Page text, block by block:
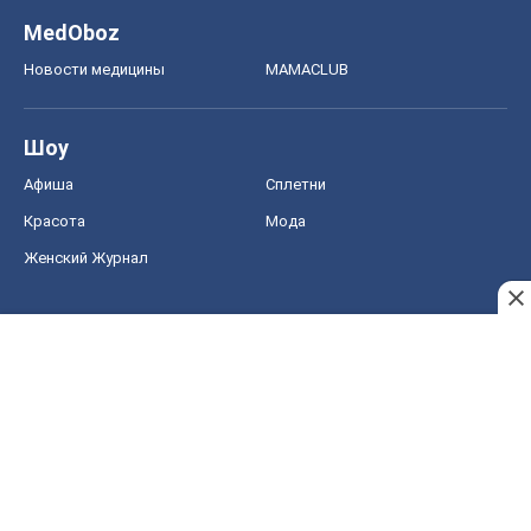
MedOboz
Новости медицины MAMACLUB
Шоу
Афиша Сплетни
Красота Мода
Женский Журнал